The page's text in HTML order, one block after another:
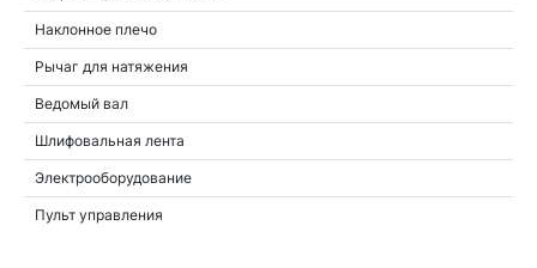
Наклонное плечо
Рычаг для натяжения
Ведомый вал
Шлифовальная лента
Электрооборудование
Пульт управления